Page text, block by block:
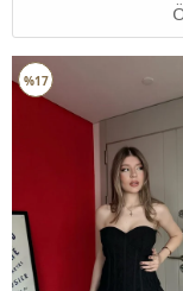
%17